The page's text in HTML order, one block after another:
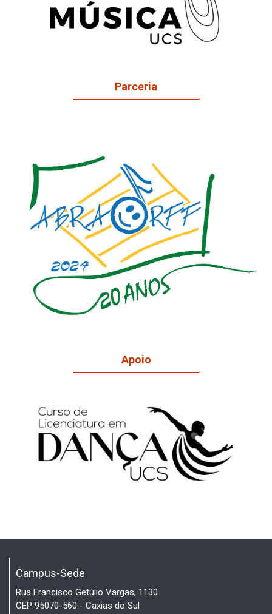
Parceria
Apoio
Campus-Sede
Rua Francisco Getúlio Vargas, 1130
CEP 95070-560 - Caxias do Sul